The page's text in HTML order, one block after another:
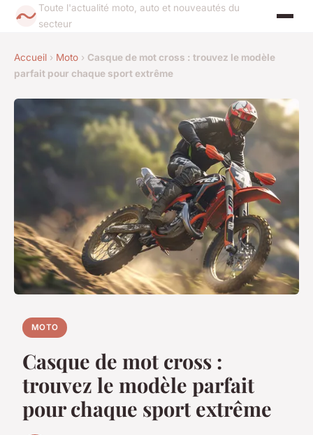
Toute l'actualité moto, auto et nouveautés du
secteur
Accueil › Moto › Casque de mot cross : trouvez le modèle
parfait pour chaque sport extrême
MOTO
Casque de mot cross :
trouvez le modèle parfait
pour chaque sport extrême